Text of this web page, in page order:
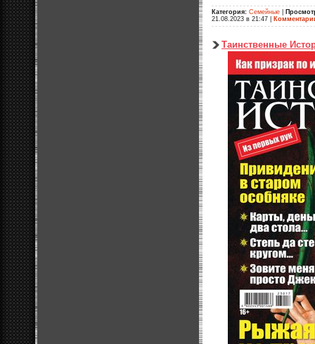
Категория: Семейные
21.08.2023 в 21:47
Таинственные